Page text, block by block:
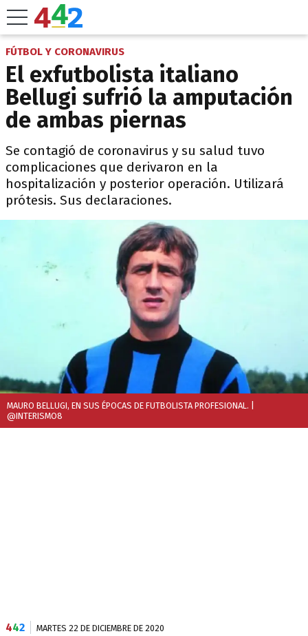
FÚTBOL Y CORONAVIRUS
El exfutbolista italiano
Bellugi sufrió la amputación
de ambas piernas
Se contagió de coronavirus y su salud tuvo
complicaciones que derivaron en la
hospitalización y posterior operación. Utilizará
prótesis. Sus declaraciones.
MAURO BELLUGI, EN SUS ÉPOCAS DE FUTBOLISTA PROFESIONAL.
@INTERISMO8
442 MARTES 22 DE DICIEMBRE DE 2020